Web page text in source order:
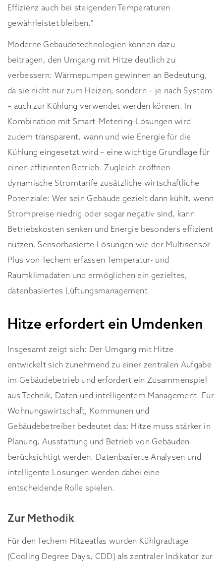
Effizienz auch bei steigenden Temperaturen
gewährleistet bleiben.“
Moderne Gebäudetechnologien können dazu
beitragen, den Umgang mit Hitze deutlich zu
verbessern: Wärmepumpen gewinnen an Bedeutung,
da sie nicht nur zum Heizen, sondern – je nach System
– auch zur Kühlung verwendet werden können. In
Kombination mit Smart-Metering-Lösungen wird
zudem transparent, wann und wie Energie für die
Kühlung eingesetzt wird – eine wichtige Grundlage für
einen effizienten Betrieb. Zugleich eröffnen
dynamische Stromtarife zusätzliche wirtschaftliche
Potenziale: Wer sein Gebäude gezielt dann kühlt, wenn
Strompreise niedrig oder sogar negativ sind, kann
Betriebskosten senken und Energie besonders effizient
nutzen. Sensorbasierte Lösungen wie der Multisensor
Plus von Techem erfassen Temperatur- und
Raumklimadaten und ermöglichen ein gezieltes,
datenbasiertes Lüftungsmanagement.
Hitze erfordert ein Umdenken
Insgesamt zeigt sich: Der Umgang mit Hitze
entwickelt sich zunehmend zu einer zentralen Aufgabe
im Gebäudebetrieb und erfordert ein Zusammenspiel
aus Technik, Daten und intelligentem Management. Für
Wohnungswirtschaft, Kommunen und
Gebäudebetreiber bedeutet das: Hitze muss stärker in
Planung, Ausstattung und Betrieb von Gebäuden
berücksichtigt werden. Datenbasierte Analysen und
intelligente Lösungen werden dabei eine
entscheidende Rolle spielen.
Zur Methodik
Für den Techem Hitzeatlas wurden Kühlgradtage
(Cooling Degree Days, CDD) als zentraler Indikator zur